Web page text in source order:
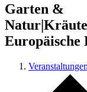
Garten &
Veranstaltungen